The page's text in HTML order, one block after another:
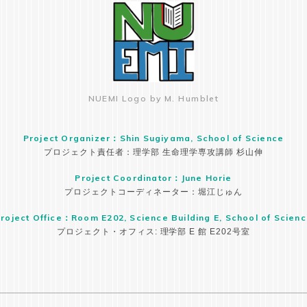
NUEMI Logo by M. Humblet
Project Organizer：Shin Sugiyama, School of Science
プロジェクト責任者：理学部 生命理学専攻講師 杉山伸
Project Coordinator：June Horie
プロジェクトコーディネーター：堀江じゅん
Office：Room E202, Science Building E, School of
プロジェクト・オフィス: 理学部 E 館 E202号室